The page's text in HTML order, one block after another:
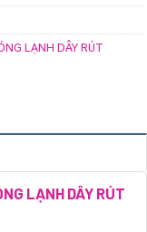
LẠNH DÂY RÚT
LẠNH DÂY RÚT